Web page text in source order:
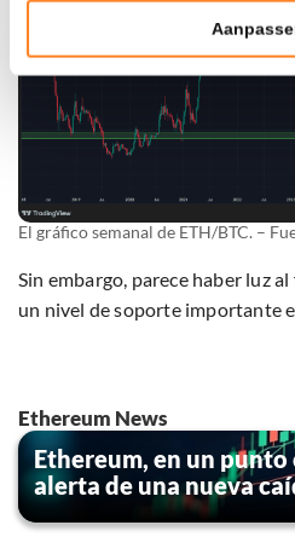
Klik hieronder om ons
maak gedetailleerde keuzes,
bezwaar tegen bedrijven die
op basis van gerechtvaardigd
tekst 'cookies' te klikken
informatie: zie onsprivacy- en
El gráfico semanal de ETH/BTC. –
Sin embargo, parece haber luz
un nivel de soporte importante
Ethereum News
Ethereum, en un
alerta de una nueva